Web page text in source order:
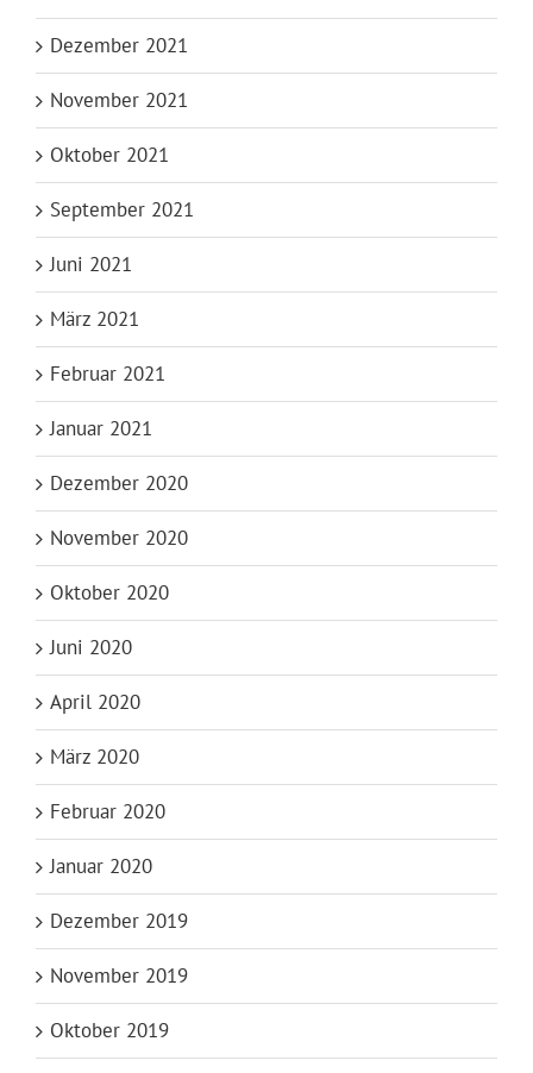
Dezember 2021
November 2021
Oktober 2021
September 2021
Juni 2021
März 2021
Februar 2021
Januar 2021
Dezember 2020
November 2020
Oktober 2020
Juni 2020
April 2020
März 2020
Februar 2020
Januar 2020
Dezember 2019
November 2019
Oktober 2019